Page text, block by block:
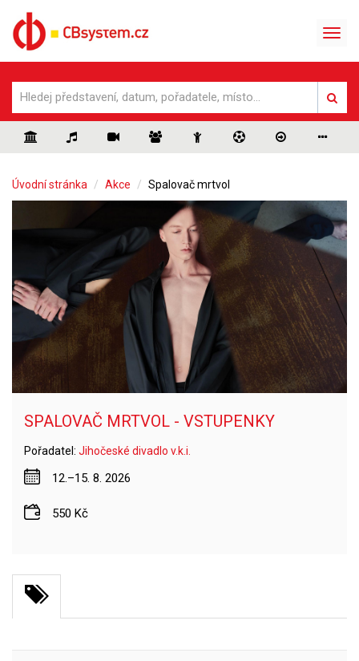
Úvodní stránka Akce Spalovač mrtvol
SPALOVAČ MRTVOL - VSTUPENKY
Pořadatel: Jihočeské divadlo v.k.i.
12.–15. 8. 2026
550 Kč